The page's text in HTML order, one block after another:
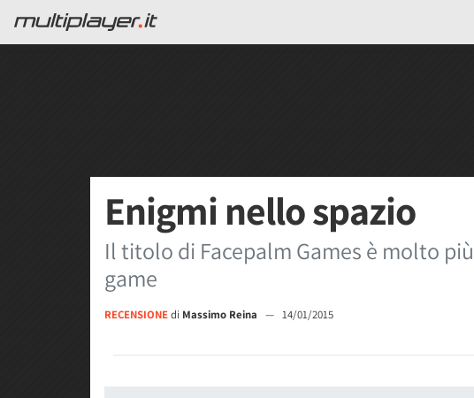
Enigmi nello spazio
Il titolo di Facepalm Games è molto
game
RECENSIONEdi Massimo Reina — 14/01/2015